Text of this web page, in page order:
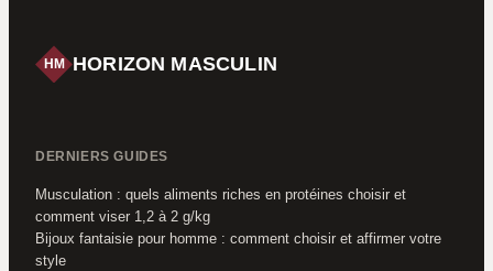
HM HORIZON MASCULIN
DERNIERS GUIDES
Musculation : quels aliments riches en protéines choisir et
comment viser 1,2 à 2 g/kg
Bijoux fantaisie pour homme : comment choisir et affirmer votre
style